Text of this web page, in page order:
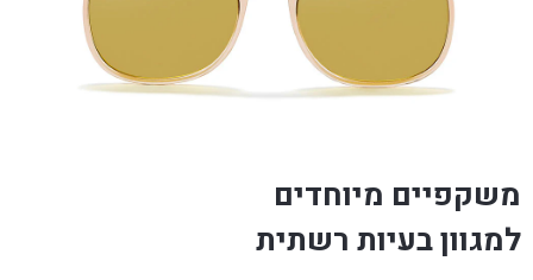
משקפיים מיוחדים
למגוון בעיות רשתית